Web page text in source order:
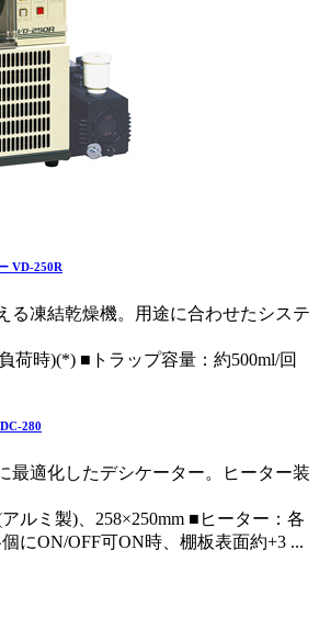
VD-250R
る凍結乾燥機。用途に合わせたシステ
荷時)(*) ■トラップ容量：約500ml/回
280
最適化したデシケーター。ヒーター装
ルミ製)、258×250mm ■ヒーター：各
にON/OFF可ON時、棚板表面約+3 ...